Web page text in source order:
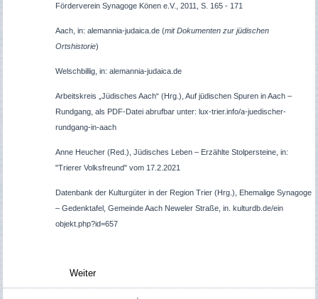
Förderverein Synagoge Könen e.V., 2011, S. 165 - 171
Aach, in: alemannia-judaica.de (mit Dokumenten zur jüdischen
Ortshistorie)
Welschbillig, in: alemannia-judaica.de
Arbeitskreis „Jüdisches Aach“ (Hrg.), Auf jüdischen Spuren in Aach –
Rundgang, als PDF-Datei abrufbar unter: lux-trier.info/a-juedischer-
rundgang-in-aach
Anne Heucher (Red.), Jüdisches Leben – Erzählte Stolpersteine, in:
"Trierer Volksfreund" vom 17.2.2021
Datenbank der Kulturgüter in der Region Trier (Hrg.), Ehemalige Synagoge
– Gedenktafel, Gemeinde Aach Neweler Straße, in. kulturdb.de/ein
objekt.php?id=657
Weiter